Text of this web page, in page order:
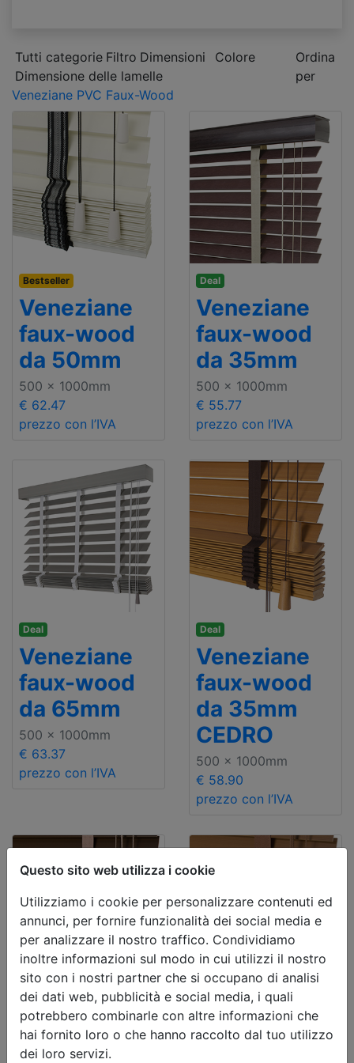
Questo sito web utilizza i cookie
Utilizziamo i cookie per personalizzare contenuti ed
annunci, per fornire funzionalità dei social media e
per analizzare il nostro traffico. Condividiamo
inoltre informazioni sul modo in cui utilizzi il nostro
sito con i nostri partner che si occupano di analisi
dei dati web, pubblicità e social media, i quali
potrebbero combinarle con altre informazioni che
hai fornito loro o che hanno raccolto dal tuo utilizzo
dei loro servizi.
Tutti categorie Filtro Dimensioni
Colore
Dimensione delle lamelle
Ordina
per
Veneziane PVC Faux-Wood
Bestseller
Veneziane
faux-wood
da 50mm
500 x 1000mm
€ 62.47
prezzo con l’IVA
Deal
Veneziane
faux-wood
da 35mm
500 x 1000mm
€ 55.77
prezzo con l’IVA
Deal
Veneziane
faux-wood
da 65mm
500 x 1000mm
€ 63.37
prezzo con l’IVA
Deal
Veneziane
faux-wood
da 35mm
CEDRO
500 x 1000mm
€ 58.90
prezzo con l’IVA
Deal
Veneziane
Deal
Veneziane